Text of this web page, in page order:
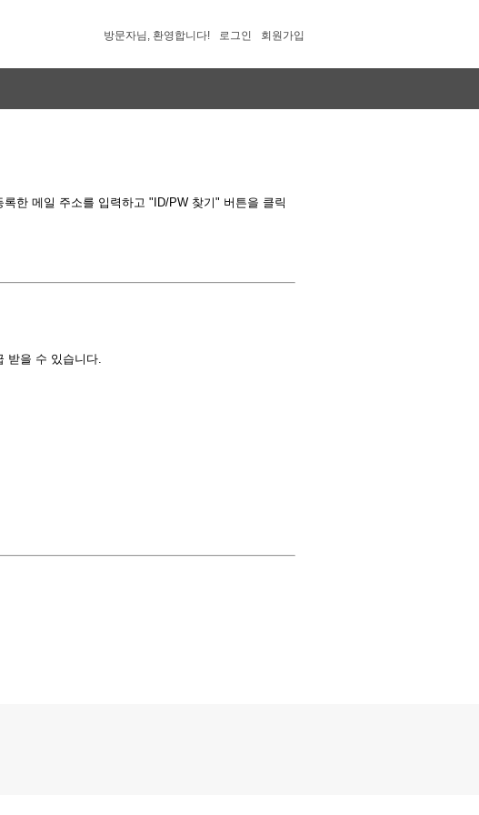
방문자님, 환영합니다! 로그인 회원가입
한 메일 주소를 입력하고 "ID/PW 찾기" 버튼을 클릭
받을 수 있습니다.